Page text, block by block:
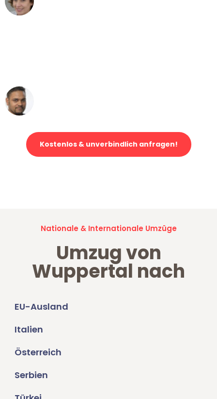
Kostenlos & unverbindlich anfragen!
Nationale & Internationale Umzüge
Umzug von
Wuppertal nach
EU-Ausland
Italien
Österreich
Serbien